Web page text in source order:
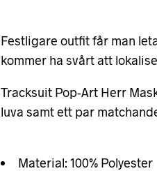
Festligare outfit får man
kommer ha svårt att
Tracksuit Pop-Art Herr
luva samt ett par
Material: 100% Polyester